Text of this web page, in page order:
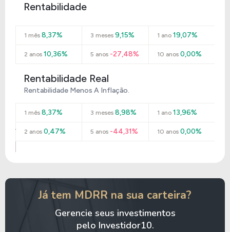
Rentabilidade
1 mês 8,37% 3 meses 9,15% 1 ano19,07%
2 anos 10,36% 5 anos -27,48% 10 anos0,00%
Rentabilidade Real
Rentabilidade Menos A Inflação.
1 mês 8,37% 3 meses 8,98% 1 ano13,96%
2 anos 0,47% 5 anos -44,31% 10 anos0,00%
Já tem MDRR na sua carteira?
Gerencie seus investimentos
pelo Investidor10.